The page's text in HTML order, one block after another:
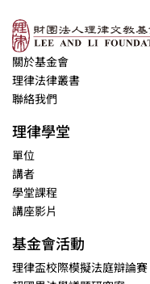
關於基金會
理律法律叢書
聯絡我們
理律學堂
單位
講者
學堂課程
講座影片
基金會活動
理律盃校際模擬法庭辯論賽